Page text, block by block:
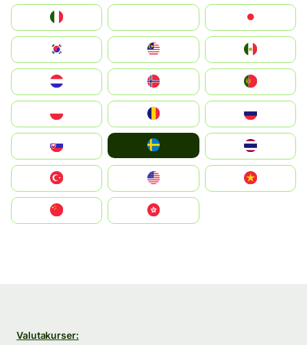
South Korea
United States
中國香港特別行政區
Valutakurser: